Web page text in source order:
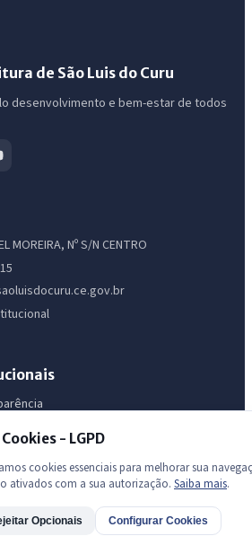
de São Luis do Curu
desenvolvimento e bem-estar de todos
MOREIRA, Nº S/N CENTRO
- LGPD
cookies essenciais para melhorar sua
ativados com a sua autorização. Saiba mais.
Opcionais Configurar Cookies
notícias, legislação, Diário Oficial,
transparência do município.